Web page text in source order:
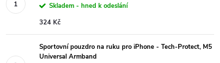
Skladem - hned k odeslání
324 Kč
Sportovní pouzdro na ruku pro iPhone - Tech-Protect, M5
Universal Armband